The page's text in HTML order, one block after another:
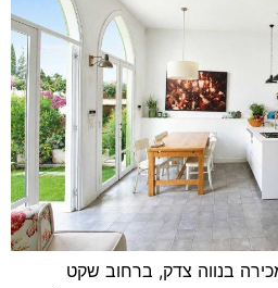
בנווה צדק, ברחוב שקט